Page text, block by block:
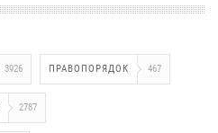
3926 ПРАВОПОРЯДОК 467
2787